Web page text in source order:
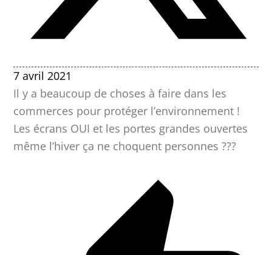
7 avril 2021
Il y a beaucoup de choses à faire dans les
commerces pour protéger l’environnement !
Les écrans OUI et les portes grandes ouvertes
même l’hiver ça ne choquent personnes ???